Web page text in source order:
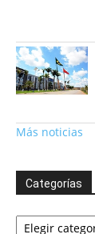
Más noticias
Categorías
Categorías